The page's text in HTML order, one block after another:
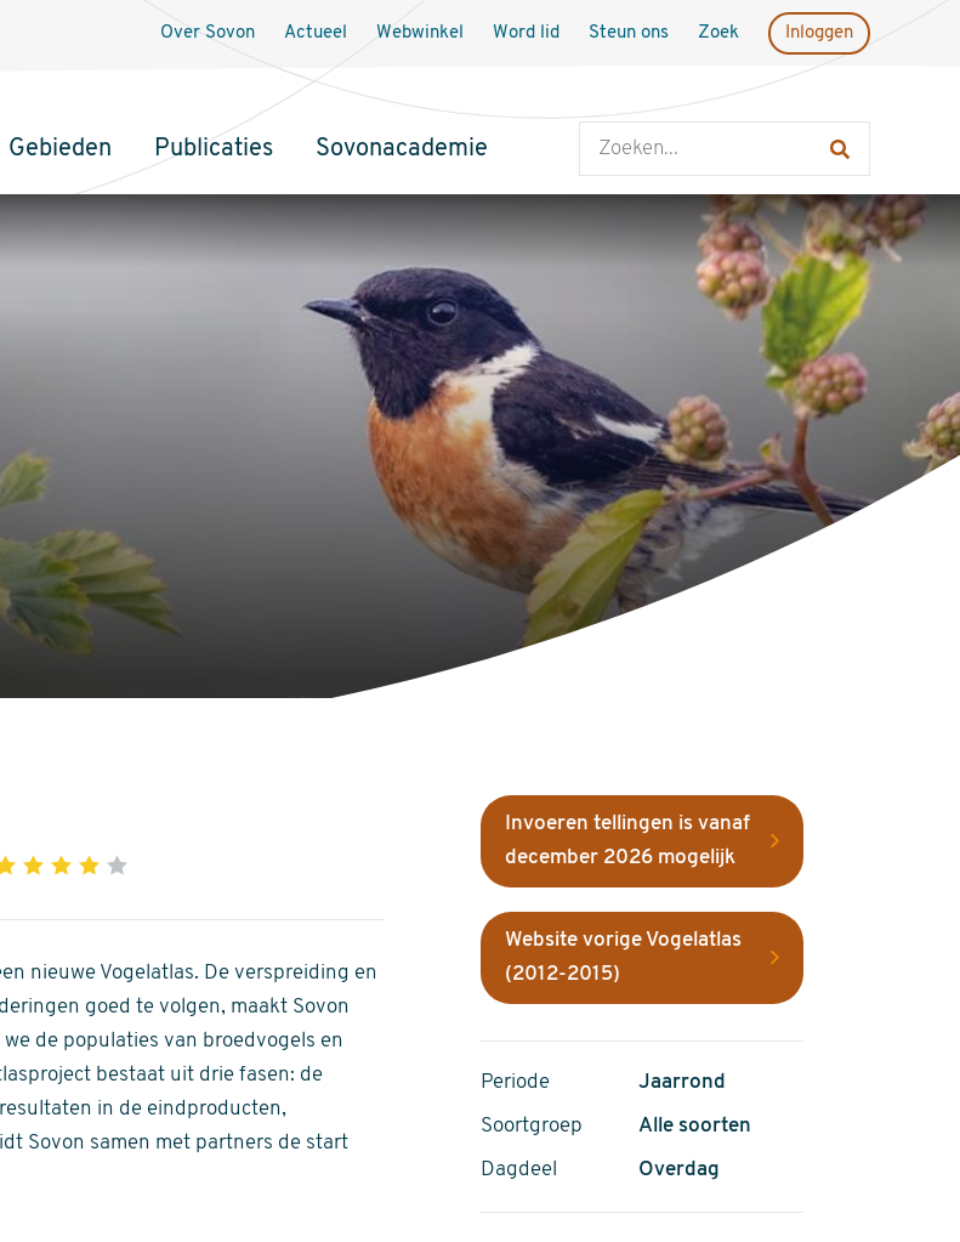
Gebieden Publicaties Sovonacademie
Over Sovon Actueel Webwinkel Word lid Steun ons Zoek Inloggen
1 2 3 4
5
nieuwe Vogelatlas. De verspreiding en
goed te volgen, maakt Sovon
de populaties van broedvogels en
bestaat uit drie fasen: de
in de eindproducten,
Sovon samen met partners de start
Invoeren tellingen is vanaf
december 2026 mogelijk
Website vorige Vogelatlas
(2012-2015)
Periode Jaarrond
Soortgroep Alle soorten
Dagdeel Overdag